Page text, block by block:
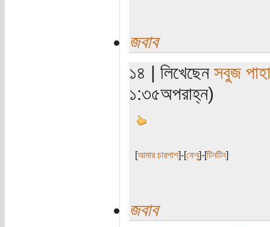
জবাব
১৪ | লিখেছেন সবুজ
১:৩৫অপরাহ্ন)
আমার চারপাশ]-[ ফেবু]-[ টিনটিন]
জবাব